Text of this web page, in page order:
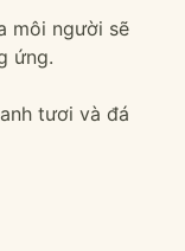
môi người sẽ
ứng.
tươi và đá